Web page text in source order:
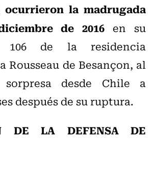
ocurrieron la madrugada
de 2016 en su
106 de la residencia
Rousseau de Besançon, al
desde Chile a
después de su ruptura.
DE LA DEFENSA DE